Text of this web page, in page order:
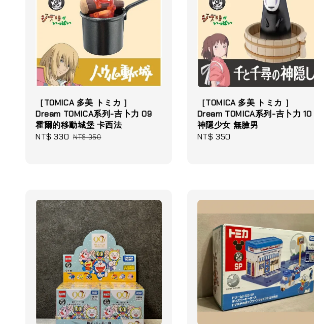
［TOMICA 多美 トミカ ］
Dream TOMICA系列-吉卜力 09
霍爾的移動城堡 卡西法
Sale
NT$ 330 Regular
NT$ 350
［TOMICA 多美 トミカ ］
Dream TOMICA系列-吉卜力 10
神隱少女 無臉男
Regular
NT$ 350